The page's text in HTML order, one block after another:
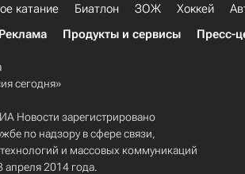
катание Биатлон ЗОЖ Хоккей
Реклама Продукты и сервисы Пресс-
сегодня»
Новости зарегистрировано
по надзору в сфере связи,
и массовых коммуникаций
2014 года.